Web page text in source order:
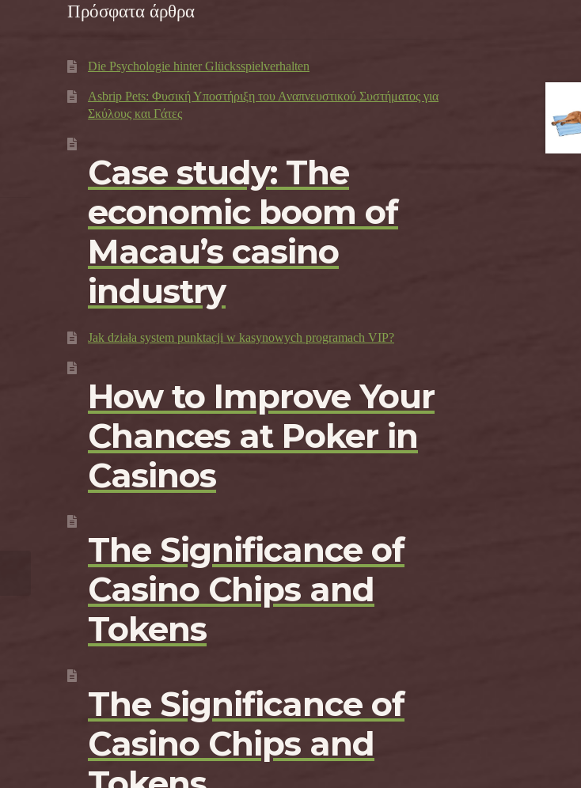
Πρόσφατα άρθρα
Die Psychologie hinter Glücksspielverhalten
Asbrip Pets: Φυσική Υποστήριξη του Αναπνευστικού Συστήματος για
Σκύλους και Γάτες
Case study: The
economic boom of
Macau’s casino
industry
Jak działa system punktacji w kasynowych programach VIP?
How to Improve Your
Chances at Poker in
Casinos
The Significance of
Casino Chips and
Tokens
The Significance of
Casino Chips and